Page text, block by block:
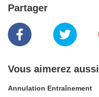
Partager
Vous aimerez aussi
Annulation Entraînement